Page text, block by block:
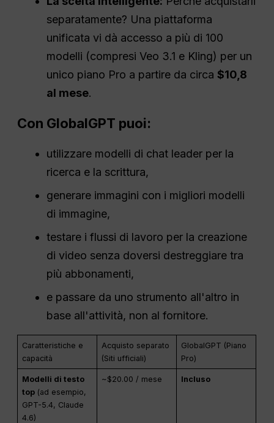
separatamente? Una piattaforma
unificata vi dà accesso a più di 100
modelli (compresi Veo 3.1 e Kling) per un
unico piano Pro a partire da circa$10,8
al mese.
Con GlobalGPT puoi:
utilizzare modelli di chat leader per la
ricerca e la scrittura,
generare immagini con i migliori modelli
di immagine,
testare i flussi di lavoro per la creazione
di video senza doversi destreggiare tra
più abbonamenti,
e passare da uno strumento all'altro in
base all'attività, non al fornitore.
Caratteristiche e
capacità
Acquisto separato
(Siti ufficiali)
GlobalGPT (Piano
Pro)
Modelli di testo
top(ad esempio,
GPT-5.4, Claude
4.6)
~$20.00 / mese Incluso